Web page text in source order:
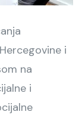
i
na
i